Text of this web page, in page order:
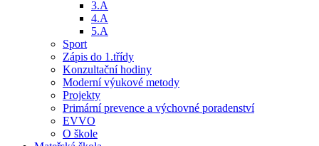
3.A
4.A
5.A
Sport
Zápis do 1.třídy
Konzultační hodiny
Moderní výukové metody
Projekty
Primární prevence a výchovné poradenství
EVVO
O škole